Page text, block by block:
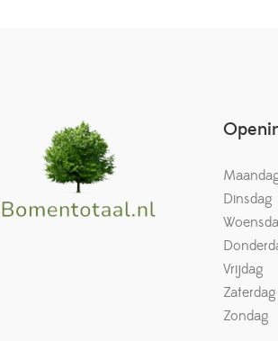
Dinsdag
Vrijdag
Zaterdag
Zondag